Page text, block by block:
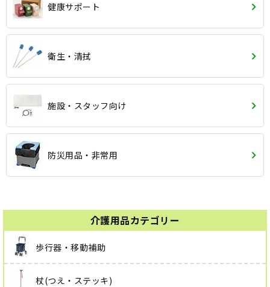
介護用品カテゴリー
歩行器・移動補助
杖(つえ・ステッキ)
健康サポート
衛生・清拭
施設・スタッフ向け
防災用品・非常用